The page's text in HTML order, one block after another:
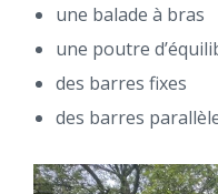
une balade à bras
une poutre
des barres fixes
des barres